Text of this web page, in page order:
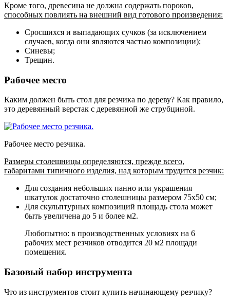
Кроме того, древесина не должна содержать пороков,
способных повлиять на внешний вид готового произведения:
Сросшихся и выпадающих сучков (за исключением
случаев, когда они являются частью композиции);
Синевы;
Трещин.
Рабочее место
Каким должен быть стол для резчика по дереву? Как правило,
это деревянный верстак с деревянной же струбциной.
Рабочее место резчика.
Размеры столешницы определяются, прежде всего,
габаритами типичного изделия, над которым трудится резчик:
Для создания небольших панно или украшения
шкатулок достаточно столешницы размером 75х50 см;
Для скульптурных композиций площадь стола может
быть увеличена до 5 и более м2.
Любопытно: в производственных условиях на 6
рабочих мест резчиков отводится 20 м2 площади
помещения.
Базовый набор инструмента
Что из инструментов стоит купить начинающему резчику?